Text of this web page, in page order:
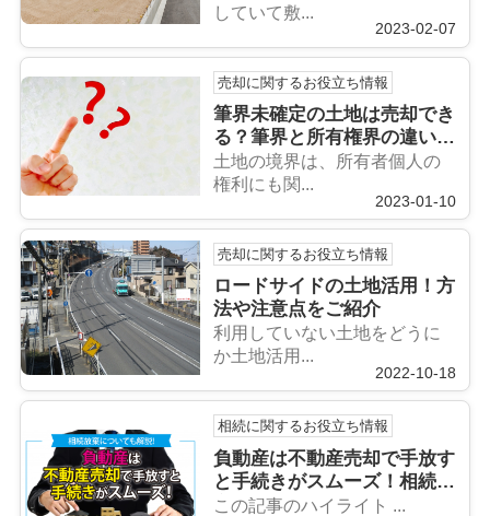
していて敷...
2023-02-07
売却に関するお役立ち情報
筆界未確定の土地は売却でき
る？筆界と所有権界の違いも
ご紹介
土地の境界は、所有者個人の
権利にも関...
2023-01-10
売却に関するお役立ち情報
ロードサイドの土地活用！方
法や注意点をご紹介
利用していない土地をどうに
か土地活用...
2022-10-18
相続に関するお役立ち情報
負動産は不動産売却で手放す
と手続きがスムーズ！相続放
棄についても解説
この記事のハイライト ...